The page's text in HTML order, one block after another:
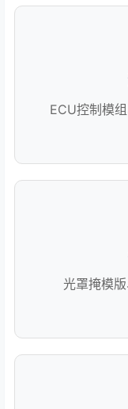
ECU控制模
光罩掩模